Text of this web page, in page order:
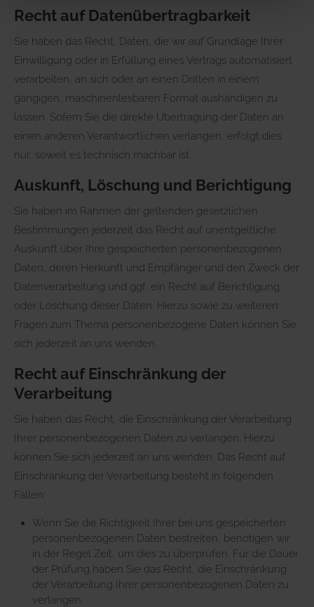
Recht auf Daten­übertrag­barkeit
Sie haben das Recht, Daten, die wir auf Grundlage Ihrer
Einwilligung oder in Erfüllung eines Vertrags automatisiert
verarbeiten, an sich oder an einen Dritten in einem
gängigen, maschinenlesbaren Format aushändigen zu
lassen. Sofern Sie die direkte Übertragung der Daten an
einen anderen Verantwortlichen verlangen, erfolgt dies
nur, soweit es technisch machbar ist.
Auskunft, Löschung und Berichtigung
Sie haben im Rahmen der geltenden gesetzlichen
Bestimmungen jederzeit das Recht auf unentgeltliche
Auskunft über Ihre gespeicherten personenbezogenen
Daten, deren Herkunft und Empfänger und den Zweck der
Datenverarbeitung und ggf. ein Recht auf Berichtigung
oder Löschung dieser Daten. Hierzu sowie zu weiteren
Fragen zum Thema personenbezogene Daten können Sie
sich jederzeit an uns wenden.
Recht auf Einschränkung der
Verarbeitung
Sie haben das Recht, die Einschränkung der Verarbeitung
Ihrer personenbezogenen Daten zu verlangen. Hierzu
können Sie sich jederzeit an uns wenden. Das Recht auf
Einschränkung der Verarbeitung besteht in folgenden
Fällen:
Wenn Sie die Richtigkeit Ihrer bei uns gespeicherten
personenbezogenen Daten bestreiten, benötigen wir
in der Regel Zeit, um dies zu überprüfen. Für die Dauer
der Prüfung haben Sie das Recht, die Einschränkung
der Verarbeitung Ihrer personenbezogenen Daten zu
verlangen.